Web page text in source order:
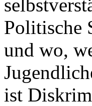
Politische
und wo,
ist